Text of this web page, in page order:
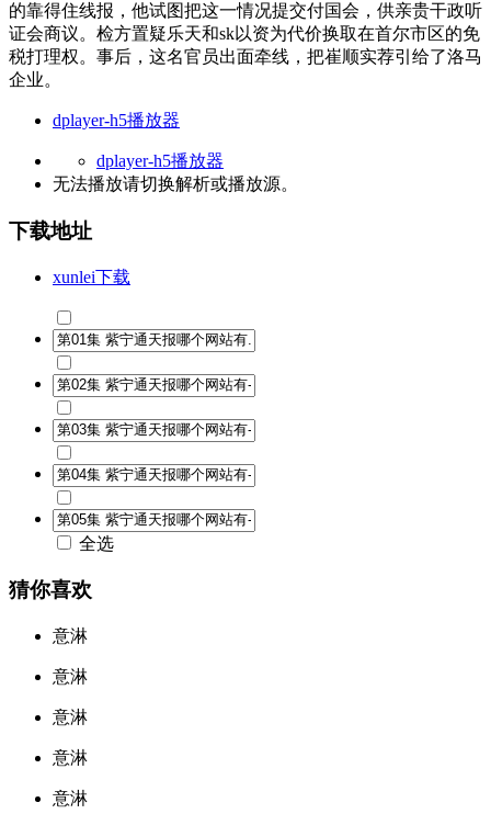
的靠得住线报，他试图把这一情况提交付国会，供亲贵干政听
证会商议。检方置疑乐天和sk以资为代价换取在首尔市区的免
税打理权。事后，这名官员出面牵线，把崔顺实荐引给了洛马
企业。
dplayer-h5播放器
dplayer-h5播放器
无法播放请切换解析或播放源。
下载地址
xunlei下载
全选
猜你喜欢
意淋
意淋
意淋
意淋
意淋